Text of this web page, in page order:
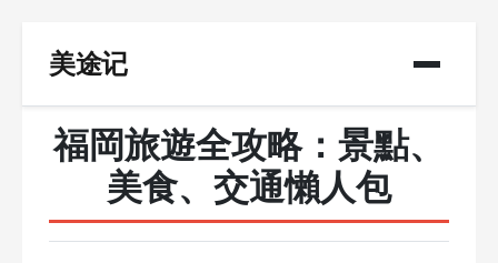
美途记
福岡旅遊全攻略：景點、
美食、交通懶人包